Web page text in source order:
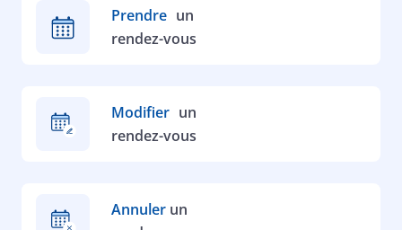
Prendre un
rendez-vous
Modifier un
rendez-vous
Annuler un